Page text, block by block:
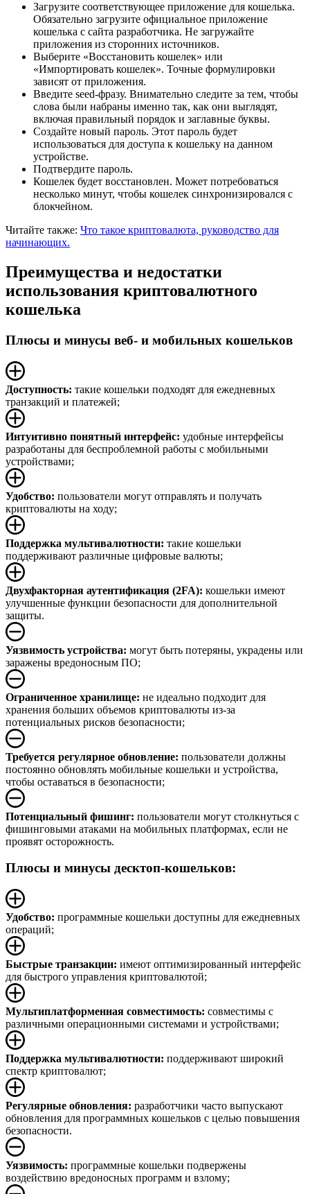
Загрузите соответствующее приложение для кошелька.
Обязательно загрузите официальное приложение
кошелька с сайта разработчика. Не загружайте
приложения из сторонних источников.
Выберите «Восстановить кошелек» или
«Импортировать кошелек». Точные формулировки
зависят от приложения.
Введите seed-фразу. Внимательно следите за тем, чтобы
слова были набраны именно так, как они выглядят,
включая правильный порядок и заглавные буквы.
Создайте новый пароль. Этот пароль будет
использоваться для доступа к кошельку на данном
устройстве.
Подтвердите пароль.
Кошелек будет восстановлен. Может потребоваться
несколько минут, чтобы кошелек синхронизировался с
блокчейном.
Читайте также: Что такое криптовалюта, руководство для
начинающих.
Преимущества и недостатки
использования криптовалютного
кошелька
Плюсы и минусы веб- и мобильных кошельков
Доступность: такие кошельки подходят для ежедневных
транзакций и платежей;
Интуитивно понятный интерфейс: удобные интерфейсы
разработаны для беспроблемной работы с мобильными
устройствами;
Удобство: пользователи могут отправлять и получать
криптовалюты на ходу;
Поддержка мультивалютности: такие кошельки
поддерживают различные цифровые валюты;
Двухфакторная аутентификация (2FA): кошельки имеют
улучшенные функции безопасности для дополнительной
защиты.
Уязвимость устройства: могут быть потеряны, украдены или
заражены вредоносным ПО;
Ограниченное хранилище: не идеально подходит для
хранения больших объемов криптовалюты из-за
потенциальных рисков безопасности;
Требуется регулярное обновление: пользователи должны
постоянно обновлять мобильные кошельки и устройства,
чтобы оставаться в безопасности;
Потенциальный фишинг: пользователи могут столкнуться с
фишинговыми атаками на мобильных платформах, если не
проявят осторожность.
Плюсы и минусы десктоп-кошельков:
Удобство: программные кошельки доступны для ежедневных
операций;
Быстрые транзакции: имеют оптимизированный интерфейс
для быстрого управления криптовалютой;
Мультиплатформенная совместимость: совместимы с
различными операционными системами и устройствами;
Поддержка мультивалютности: поддерживают широкий
спектр криптовалют;
Регулярные обновления: разработчики часто выпускают
обновления для программных кошельков с целью повышения
безопасности.
Уязвимость: программные кошельки подвержены
воздействию вредоносных программ и взлому;